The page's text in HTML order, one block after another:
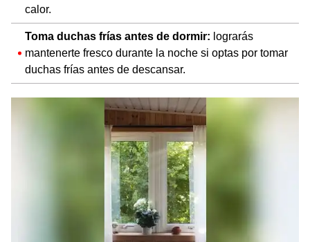
calor.
Toma duchas frías antes de dormir: lograrás
mantenerte fresco durante la noche si optas por tomar
duchas frías antes de descansar.